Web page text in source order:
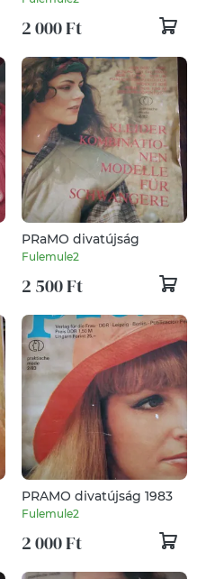
2 000 Ft
PRaMO divatújság
Fulemule2
2 500 Ft
PRAMO divatújság 1983
Fulemule2
2 000 Ft